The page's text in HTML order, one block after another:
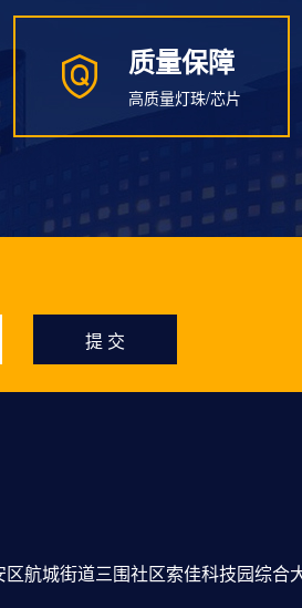
质量保障
高质量灯珠/芯片
质量保障
提 交
区航城街道三围社区索佳科技园综合